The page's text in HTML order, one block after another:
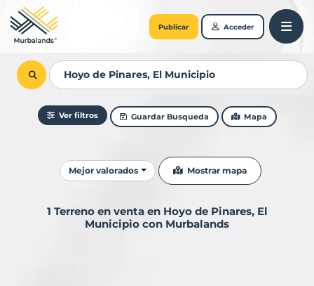
Publicar Acceder
Ver filtros Guardar Busqueda Mapa
Ordenar resultados
Mejor valorados Mostrar mapa
1 Terreno en venta en Hoyo de Pinares, El
Municipio con Murbalands